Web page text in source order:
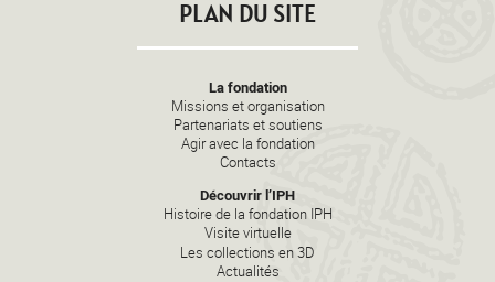
PLAN DU SITE
La fondation
Missions et organisation
Partenariats et soutiens
Agir avec la fondation
Contacts
Découvrir l’IPH
Histoire de la fondation IPH
Visite virtuelle
Les collections en 3D
Actualités